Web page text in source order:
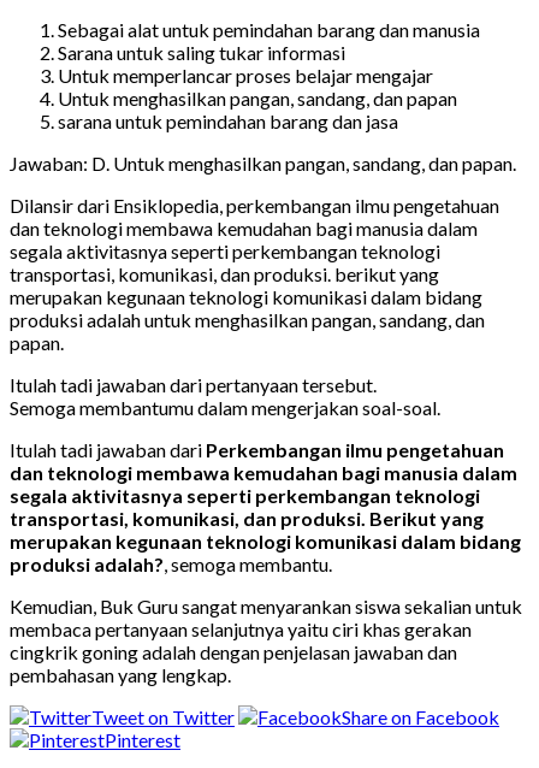
Sebagai alat untuk pemindahan barang dan manusia
Sarana untuk saling tukar informasi
Untuk memperlancar proses belajar mengajar
Untuk menghasilkan pangan, sandang, dan papan
sarana untuk pemindahan barang dan jasa
Jawaban: D. Untuk menghasilkan pangan, sandang, dan papan.
Dilansir dari Ensiklopedia, perkembangan ilmu pengetahuan
dan teknologi membawa kemudahan bagi manusia dalam
segala aktivitasnya seperti perkembangan teknologi
transportasi, komunikasi, dan produksi. berikut yang
merupakan kegunaan teknologi komunikasi dalam bidang
produksi adalah untuk menghasilkan pangan, sandang, dan
papan.
Itulah tadi jawaban dari pertanyaan tersebut.
Semoga membantumu dalam mengerjakan soal-soal.
Itulah tadi jawaban dari Perkembangan ilmu pengetahuan
dan teknologi membawa kemudahan bagi manusia dalam
segala aktivitasnya seperti perkembangan teknologi
transportasi, komunikasi, dan produksi. Berikut yang
merupakan kegunaan teknologi komunikasi dalam bidang
produksi adalah?, semoga membantu.
Kemudian, Buk Guru sangat menyarankan siswa sekalian untuk
membaca pertanyaan selanjutnya yaitu ciri khas gerakan
cingkrik goning adalah dengan penjelasan jawaban dan
pembahasan yang lengkap.
Tweet on Twitter
Share on Facebook
Pinterest